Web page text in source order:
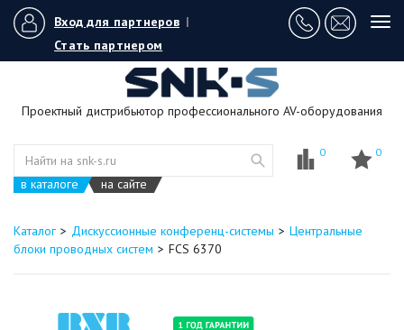
Вход для партнеров |
Стать партнером
Проектный дистрибьютор профессионального AV-оборудования
в каталоге на сайте
0 0
Каталог Дискуссионные конференц-системы
Центральные
блоки проводных систем
FCS 6370